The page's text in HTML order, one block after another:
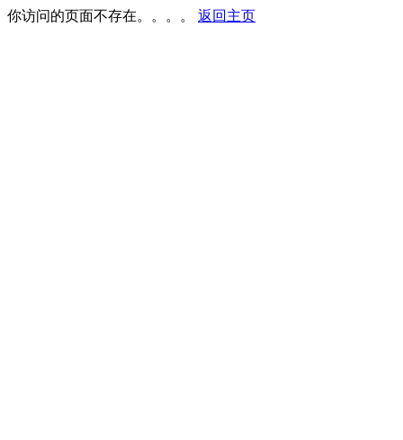
你访问的页面不存在。。。。 返回主页